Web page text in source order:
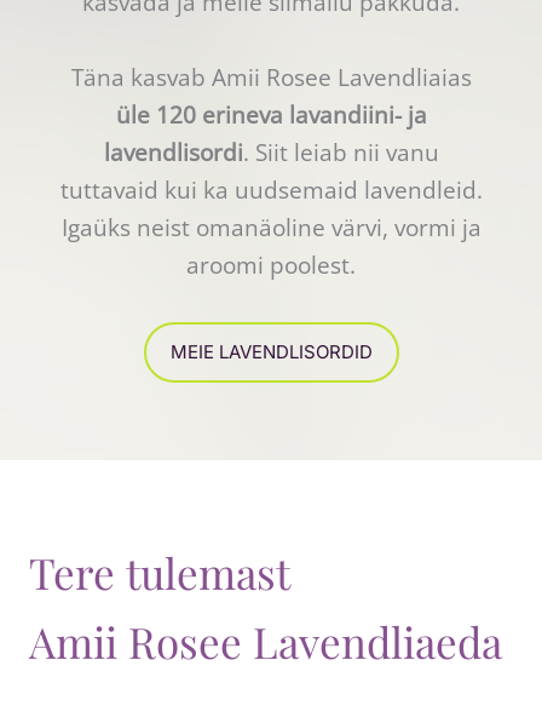
Täna kasvab Amii Rosee Lavendliaias
üle 120 erineva lavandiini- ja
lavendlisordi. Siit leiab nii vanu
tuttavaid kui ka uudsemaid lavendleid.
Igaüks neist omanäoline värvi, vormi ja
aroomi poolest.
MEIE LAVENDLISORDID
Tere tulemast
Amii Rosee Lavendliaeda